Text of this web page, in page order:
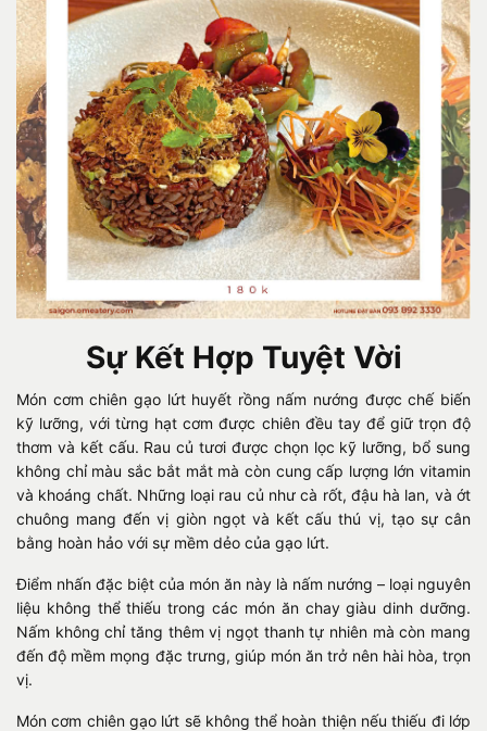
Sự Kết Hợp Tuyệt Vời
Món cơm chiên gạo lứt huyết rồng nấm nướng được chế biến
kỹ lưỡng, với từng hạt cơm được chiên đều tay để giữ trọn độ
thơm và kết cấu. Rau củ tươi được chọn lọc kỹ lưỡng, bổ sung
không chỉ màu sắc bắt mắt mà còn cung cấp lượng lớn vitamin
và khoáng chất. Những loại rau củ như cà rốt, đậu hà lan, và ớt
chuông mang đến vị giòn ngọt và kết cấu thú vị, tạo sự cân
bằng hoàn hảo với sự mềm dẻo của gạo lứt.
Điểm nhấn đặc biệt của món ăn này là nấm nướng – loại nguyên
liệu không thể thiếu trong các món ăn chay giàu dinh dưỡng.
Nấm không chỉ tăng thêm vị ngọt thanh tự nhiên mà còn mang
đến độ mềm mọng đặc trưng, giúp món ăn trở nên hài hòa, trọn
vị.
Món cơm chiên gạo lứt sẽ không thể hoàn thiện nếu thiếu đi lớp